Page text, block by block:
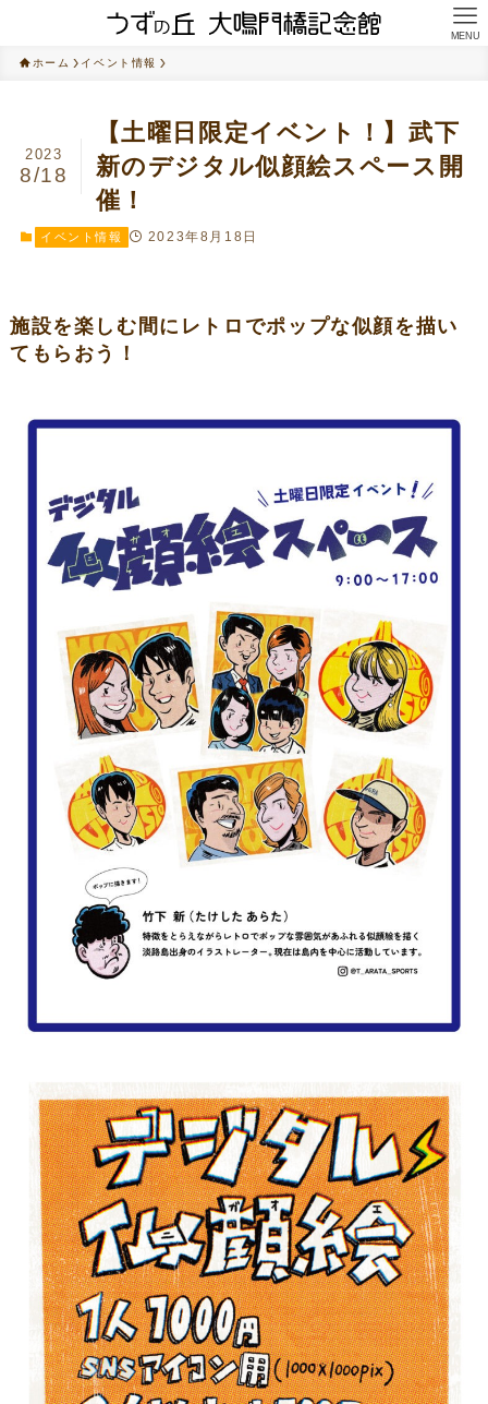
MENU
ホーム イベント情報
【土曜日限定イベント！】武下
新のデジタル似顔絵スペース開
催！
2023
8/18
イベント情報 2023年8月18日
施設を楽しむ間にレトロでポップな似顔を描い
てもらおう！